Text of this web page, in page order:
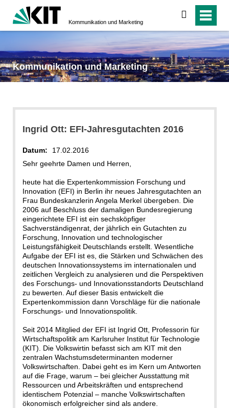
Kommunikation und Marketing
suchen
Kommunikation und Marketing
Ingrid Ott: EFI-Jahresgutachten 2016
Datum:
17.02.2016
Sehr geehrte Damen und Herren,
heute hat die Expertenkommission Forschung und
Innovation (EFI) in Berlin ihr neues Jahresgutachten an
Frau Bundeskanzlerin Angela Merkel übergeben. Die
2006 auf Beschluss der damaligen Bundesregierung
eingerichtete EFI ist ein sechsköpfiger
Sachverständigenrat, der jährlich ein Gutachten zu
Forschung, Innovation und technologischer
Leistungsfähigkeit Deutschlands erstellt. Wesentliche
Aufgabe der EFI ist es, die Stärken und Schwächen des
deutschen Innovationssystems im internationalen und
zeitlichen Vergleich zu analysieren und die Perspektiven
des Forschungs- und Innovationsstandorts Deutschland
zu bewerten. Auf dieser Basis entwickelt die
Expertenkommission dann Vorschläge für die nationale
Forschungs- und Innovationspolitik.
Seit 2014 Mitglied der EFI ist Ingrid Ott, Professorin für
Wirtschaftspolitik am Karlsruher Institut für Technologie
(KIT). Die Volkswirtin befasst sich am KIT mit den
zentralen Wachstumsdeterminanten moderner
Volkswirtschaften. Dabei geht es im Kern um Antworten
auf die Frage, warum – bei gleicher Ausstattung mit
Ressourcen und Arbeitskräften und entsprechend
identischem Potenzial – manche Volkswirtschaften
ökonomisch erfolgreicher sind als andere.